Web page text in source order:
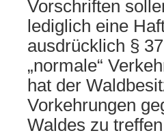
Vorschriften
lediglich eine
ausdrücklich §
„normale“
hat der
Vorkehrungen
Waldes zu